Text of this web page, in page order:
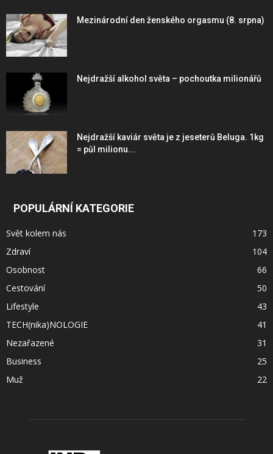
Mezinárodní den ženského orgasmu (8. srpna)
Nejdražší alkohol světa – pochoutka milionářů
Nejdražší kaviár světa je z jeseterů Beluga. 1kg
= půl milionu...
POPULÁRNÍ KATEGORIE
Svět kolem nás
173
Zdraví
104
Osobnost
66
Cestování
50
Lifestyle
43
TECH(nika)NOLOGIE
41
Nezařazené
31
Business
25
Muž
22